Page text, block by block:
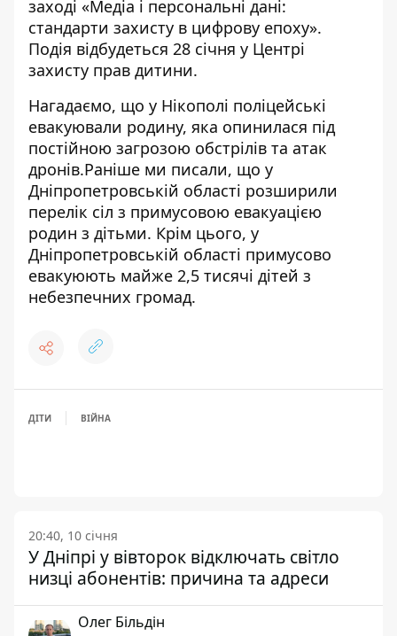
заході «Медіа і персональні дані:
стандарти захисту в цифрову епоху».
Подія відбудеться 28 січня у Центрі
захисту прав дитини.
Нагадаємо, що у Нікополі поліцейські
евакуювали родину, яка опинилася під
постійною загрозою обстрілів та атак
дронів.Раніше ми писали, що у
Дніпропетровській області розширили
перелік сіл з примусовою евакуацією
родин з дітьми. Крім цього, у
Дніпропетровській області примусово
евакуюють майже 2,5 тисячі дітей з
небезпечних громад.
ДІТИ ВІЙНА
20:40, 10 січня
У Дніпрі у вівторок відключать світло
низці абонентів: причина та адреси
Олег Більдін